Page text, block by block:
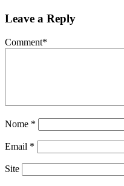
Leave a Reply
Comment*
Nome *
Email *
Site